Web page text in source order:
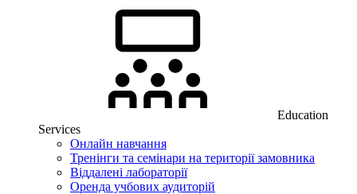
Education
Services
Онлайн навчання
Тренінги та семінари на території замовника
Віддалені лабораторії
Оренда учбових аудиторій